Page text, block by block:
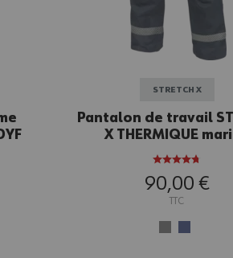
STRETCH X
Pantalon de travail
X THERMIQUE
90,00 €
TTC